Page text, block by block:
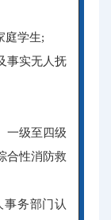
庭学生;
事实无人抚
一级至四级
合性消防救
事务部门认